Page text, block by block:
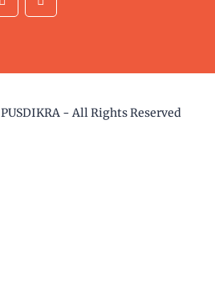
PUSDIKRA - All Rights Reserved